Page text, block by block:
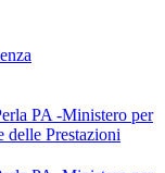
PA -Ministero per
delle Prestazioni